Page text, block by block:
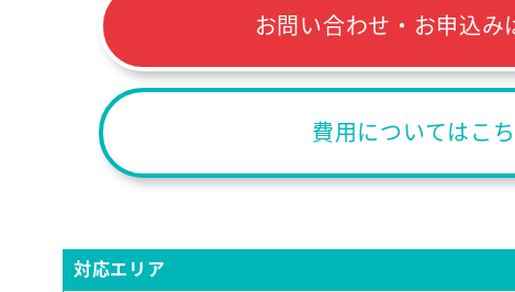
お問い合わせ・お申込み
費用についてはこ
対応エリア